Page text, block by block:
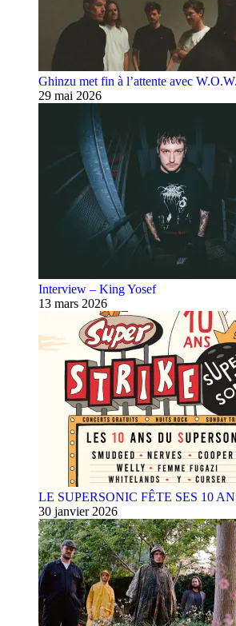
Ghinzu met fin à l’attente avec
29 mai 2026
Interview – King Yosef
13 mars 2026
LE SUPERSONIC FÊTE SES 10
30 janvier 2026